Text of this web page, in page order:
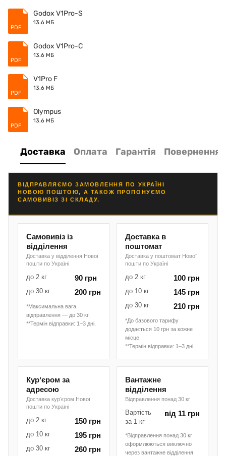
PDF
Godox V1Pro-S
13.6 МБ
PDF
Godox V1Pro-C
13.6 МБ
PDF
V1Pro F
13.6 МБ
PDF
Olympus
13.6 МБ
Доставка Оплата Гарантія Повернення
ВІДПРАВЛЯЄМО ЗАМОВЛЕННЯ ПО УКРАЇНІ
НОВОЮ ПОШТОЮ, А ТАКОЖ ПРОПОНУЄМО
САМОВИВІЗ ЗІ СКЛАДУ.
Самовивіз із
відділення
Доставка у відділення Нової
пошти по Україні
до 2 кг 90 грн
до 30 кг 200 грн
*Максимальна вага
відправлення — до 30 кг.
**Термін відправки: 1–3 дні.
Доставка в
поштомат
Доставка у поштомат Нової
пошти по Україні
до 2 кг 100 грн
до 10 кг 145 грн
до 30 кг 210 грн
*До базового тарифу
додається 10 грн за кожне
місце.
**Термін відправки: 1–3 дні.
Курʼєром за
адресою
Доставка курʼєром Нової
пошти по Україні
до 2 кг 150 грн
до 10 кг 195 грн
до 30 кг 260 грн
Вантажне
відділення
Відправлення понад 30 кг
Вартість
за 1 кг
від 11 грн
*Відправлення понад 30 кг
оформлюються виключно
через вантажне відділення.